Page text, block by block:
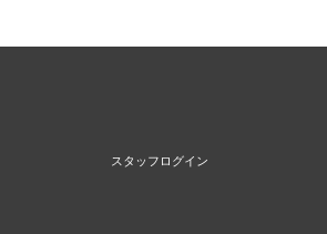
スタッフログイン